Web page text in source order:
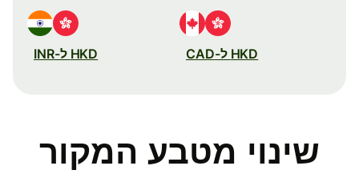
HKD ל-CAD HKD ל-INR
שינוי מטבע המקור